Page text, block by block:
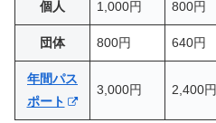
個人 1,000円 800円
団体 800円 640円
年間パス
ポート
3,000円 2,400円